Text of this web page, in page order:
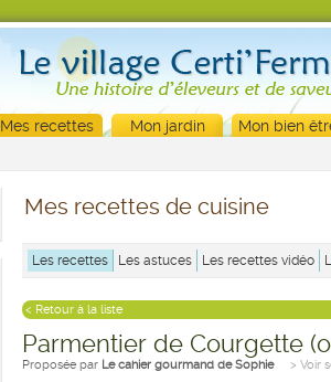
Mes recettes Mon jardin Mon bien
Mes recettes de cuisine
Les recettes Les astuces Les recettes vidéo
< Retour à la liste
Parmentier de Courgette
Proposée par Le cahier gourmand de Sophie > Voir